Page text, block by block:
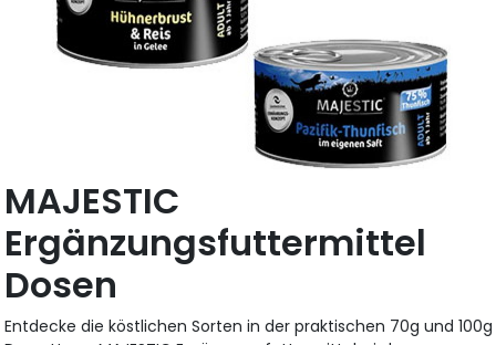
MAJESTIC
Ergänzungsfuttermittel
Dosen
Entdecke die köstlichen Sorten in der praktischen 70g und 100g